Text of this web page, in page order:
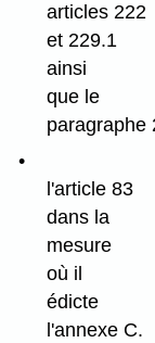
articles 222
et 229.1
ainsi
que le
paragraphe
l'article 83
dans la
mesure
où il
édicte
l'annexe C.